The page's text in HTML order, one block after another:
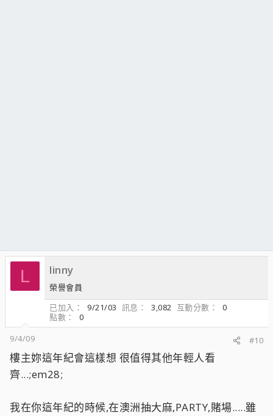
L linny
榮譽會員
已加入
9/21/03 訊息 3,082 互動分數
0
點數
0
9/4/09
#10
樓主妳這年紀會這樣想 很值得其他年輕人看
齊...;em28;
我在你這年紀的時候,在澳洲抽大麻,PARTY,賭場.....雖